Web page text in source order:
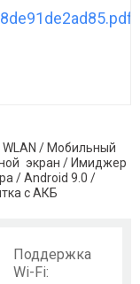
WLAN / Мобильный
экран / Имиджер
/ Android 9.0 /
с АКБ
Поддержка
Wi-Fi: